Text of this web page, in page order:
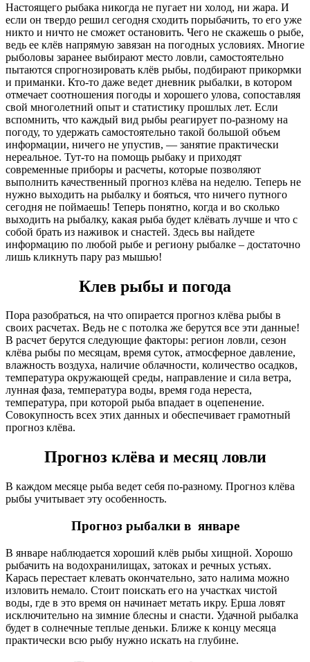
Настоящего рыбака никогда не пугает ни холод, ни жара. И
если он твердо решил сегодня сходить порыбачить, то его уже
никто и ничто не сможет остановить. Чего не скажешь о рыбе,
ведь ее клёв напрямую завязан на погодных условиях. Многие
рыболовы заранее выбирают место ловли, самостоятельно
пытаются спрогнозировать клёв рыбы, подбирают прикормки
и приманки. Кто-то даже ведет дневник рыбалки, в котором
отмечает соотношения погоды и хорошего улова, сопоставляя
свой многолетний опыт и статистику прошлых лет. Если
вспомнить, что каждый вид рыбы реагирует по-разному на
погоду, то удержать самостоятельно такой большой объем
информации, ничего не упустив, — занятие практически
нереальное. Тут-то на помощь рыбаку и приходят
современные приборы и расчеты, которые позволяют
выполнить качественный прогноз клёва на неделю. Теперь не
нужно выходить на рыбалку и бояться, что ничего путного
сегодня не поймаешь! Теперь понятно, когда и во сколько
выходить на рыбалку, какая рыба будет клёвать лучше и что с
собой брать из наживок и снастей. Здесь вы найдете
информацию по любой рыбе и региону рыбалке – достаточно
лишь кликнуть пару раз мышью!
Клев рыбы и погода
Пора разобраться, на что опирается прогноз клёва рыбы в
своих расчетах. Ведь не с потолка же берутся все эти данные!
В расчет берутся следующие факторы: регион ловли, сезон
клёва рыбы по месяцам, время суток, атмосферное давление,
влажность воздуха, наличие облачности, количество осадков,
температура окружающей среды, направление и сила ветра,
лунная фаза, температура воды, время года нереста,
температура, при которой рыба впадает в оцепенение.
Совокупность всех этих данных и обеспечивает грамотный
прогноз клёва.
Прогноз клёва и месяц ловли
В каждом месяце рыба ведет себя по-разному. Прогноз клёва
рыбы учитывает эту особенность.
Прогноз рыбалки в январе
В январе наблюдается хороший клёв рыбы хищной. Хорошо
рыбачить на водохранилищах, затоках и речных устьях.
Карась перестает клевать окончательно, зато налима можно
изловить немало. Стоит поискать его на участках чистой
воды, где в это время он начинает метать икру. Ерша ловят
исключительно на зимние блесны и снасти. Удачной рыбалка
будет в солнечные теплые деньки. Ближе к концу месяца
практически всю рыбу нужно искать на глубине.